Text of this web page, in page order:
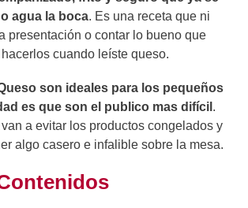
agua la boca. Es una receta que ni
presentación o contar lo bueno que
cuando leíste queso.
son ideales para los pequeños
es que son el publico mas difícil .
a evitar los productos congelados y
algo casero e infalible sobre la mesa.